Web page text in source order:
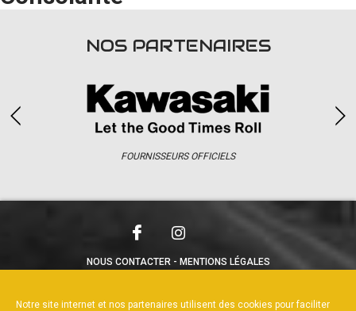
Notre site internet et nos partenaires utilisent des cookies pour faciliter
accéder à la billetterie
NOS PARTENAIRES
FOURNISSEURS OFFICIELS
NOUS CONTACTER
MENTIONS LÉGALES
RÉALISÉ PAR L’AGENCE WEB A3WEB